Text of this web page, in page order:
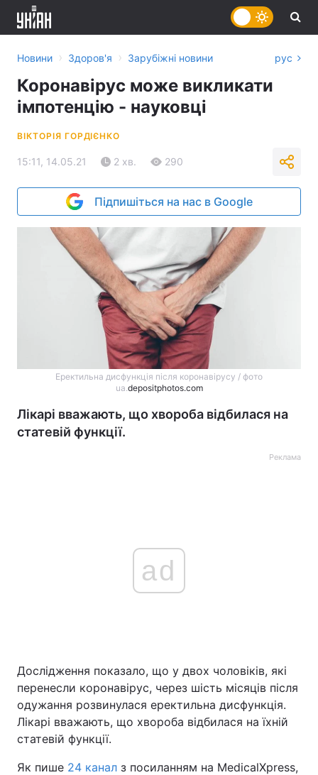
Головна Війна
Україна Політика
Новини › Здоров'я › Зарубіжні новини рус
Коронавірус може викликати
імпотенцію - науковці
ВІКТОРІЯ ГОРДІЄНКО
15:11, 14.05.21 2 хв. 290
Підпишіться на нас в Google
Еректильна дисфункція після коронавірусу / фото
ua.depositphotos.com
Лікарі вважають, що хвороба відбилася на
статевій функції.
Реклама
ad
Дослідження показало, що у двох чоловіків, які
перенесли коронавірус, через шість місяців після
одужання розвинулася еректильна дисфункція.
Лікарі вважають, що хвороба відбилася на їхній
статевій функції.
Як пише 24 канал з посиланням на MedicalXpress,